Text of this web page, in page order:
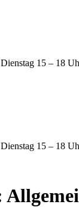
15 – 18
15 – 18